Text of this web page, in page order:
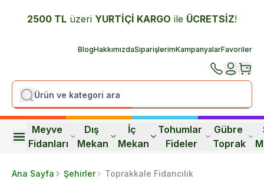
2500 TL üzeri YURTİÇİ KARGO ile ÜCRETSİZ!
BlogHakkımızdaSiparişlerimKampanyalarFavoriler
Meyve
Fidanları
Dış
Mekan
İç
Mekan
Tohumlar
Fideler
Gübre
Toprak
Ana Sayfa Şehirler Toprakkale Fidancılık